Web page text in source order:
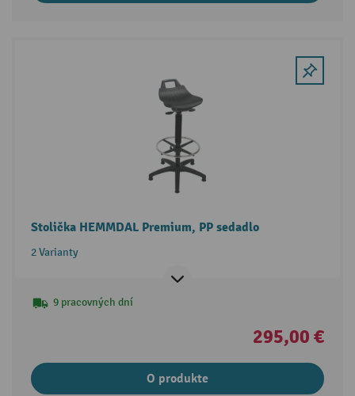
Stolička HEMMDAL Premium, PP sedadlo
2 Varianty
9 pracovných dní
295,00 €
O produkte